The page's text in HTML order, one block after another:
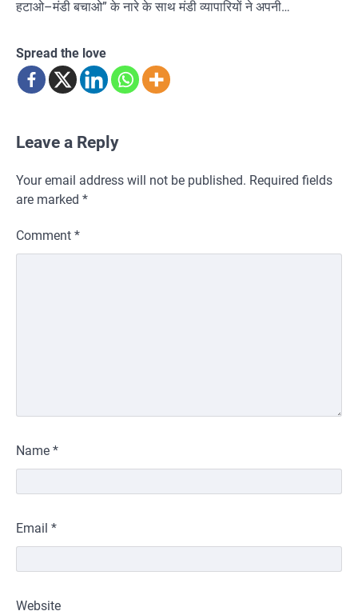
हटाओ–मंडी बचाओ” के नारे के साथ मंडी व्यापारियों ने अपनी…
Spread the love
Leave a Reply
Your email address will not be published. Required fields
are marked *
Comment *
Name *
Email *
Website